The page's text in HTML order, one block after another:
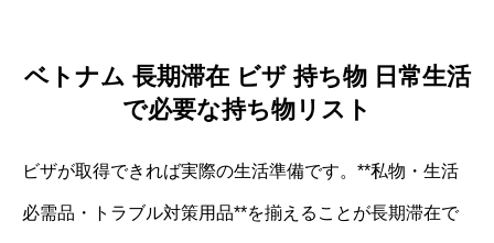
ベトナム 長期滞在 ビザ 持ち物 日常生活
で必要な持ち物リスト
ビザが取得できれば実際の生活準備です。**私物・生活
必需品・トラブル対策用品**を揃えることが長期滞在で